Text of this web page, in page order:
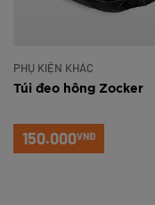
PHỤ KIỆN KHÁC
Túi đeo hông Zocker
150.000VNĐ